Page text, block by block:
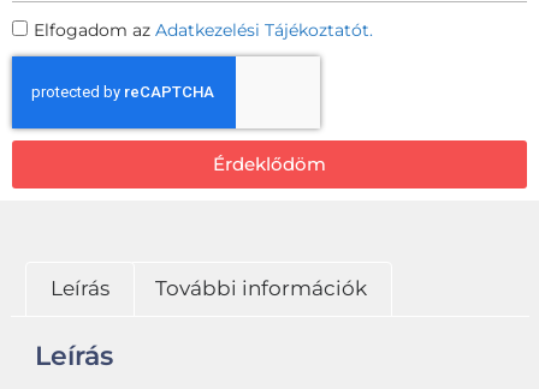
Elfogadom az Adatkezelési Tájékoztatót.
Érdeklődöm
Leírás További információk
Leírás